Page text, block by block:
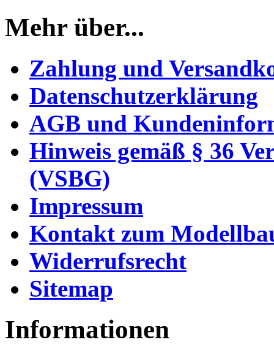
Mehr über...
Zahlung und
Datenschutzerklärung
AGB und
Hinweis gemäß § 36
(VSBG)
Impressum
Kontakt zum
Widerrufsrecht
Sitemap
Informationen